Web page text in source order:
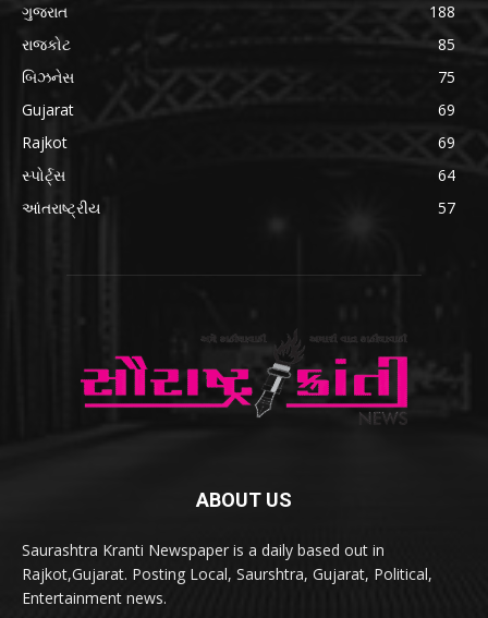
ગુજરાત
188
રાજકોટ
85
બિઝનેસ
75
Gujarat
69
Rajkot
69
સ્પોર્ટ્સ
64
આંતરાષ્ટ્રીય
57
ABOUT US
Saurashtra Kranti Newspaper is a daily based out in
Rajkot,Gujarat. Posting Local, Saurshtra, Gujarat, Political,
Entertainment news.